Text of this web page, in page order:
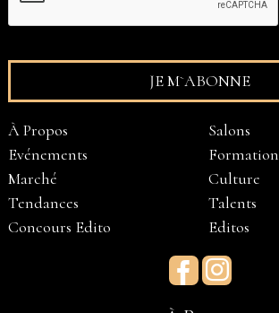
À Propos
Evénements
Marché
Tendances
Concours Edito
Salons
Formation
Culture
Talents
Editos
Facebook